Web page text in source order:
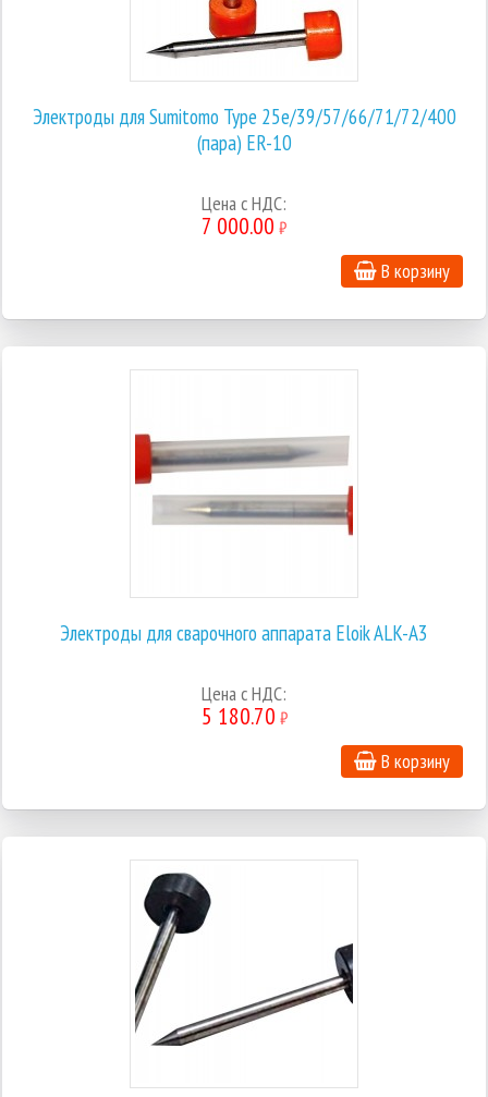
Электроды для Sumitomo Type 25e/39/57/66/71/72/400
(пара) ER-10
Цена с НДС:
7 000.00 ₽
В корзину
Электроды для сварочного аппарата Eloik ALK-A3
Цена с НДС:
5 180.70 ₽
В корзину